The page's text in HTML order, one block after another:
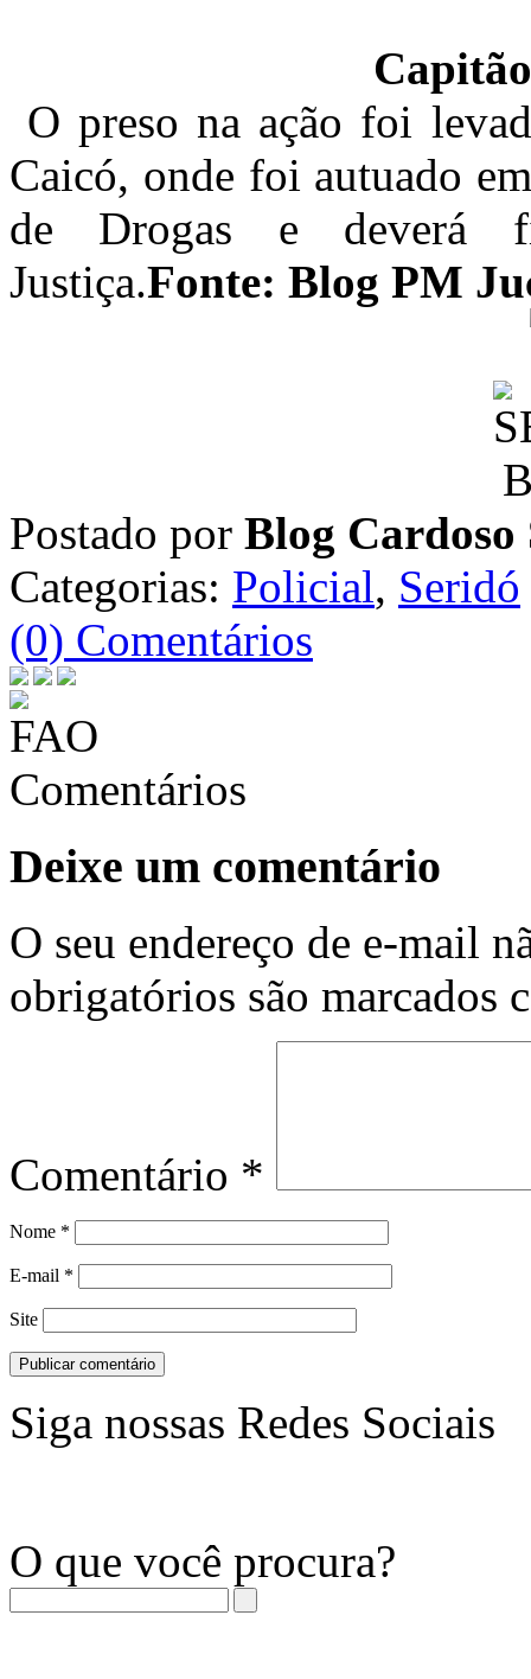
O preso na ação foi
Caicó, onde foi autuado
de Drogas e deverá
Justiça.Fonte: Blog PM
Postado por Blog Cardoso
Categorias: Policial, Seridó
(0) Comentários
Comentários
Deixe um comentário
O seu endereço de e-mail
obrigatórios são marcados
Comentário *
Nome *
E-mail *
Site
Siga nossas Redes Sociais
O que você procura?